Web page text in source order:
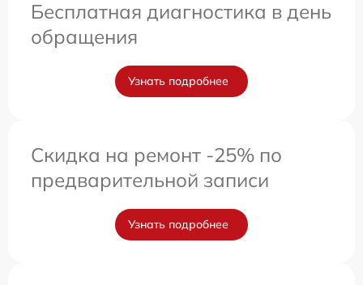
Бесплатная диагностика в день
обращения
Узнать подробнее
Скидка на ремонт -25% по
предварительной записи
Узнать подробнее